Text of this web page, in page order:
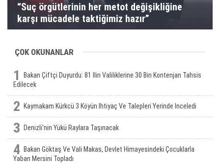
“Suç örgütlerinin her metot değişikliğine
karşı mücadele taktiğimiz hazır”
ÇOK OKUNANLAR
1
Bakan Çiftçi Duyurdu: 81 Ilin Valiliklerine 30 Bin Kontenjan Tahsis
Edilecek
2 Kaymakam Kürkcü 3 Köyün Ihtiyaç Ve Talepleri Yerinde Inceledi
3 Denizli'nin Yükü Raylara Taşınacak
4
Bakan Göktaş Ve Vali Makas, Devlet Himayesindeki Çocuklarla
Yaban Mersini Topladı